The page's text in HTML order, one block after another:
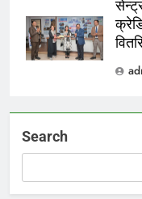
Search